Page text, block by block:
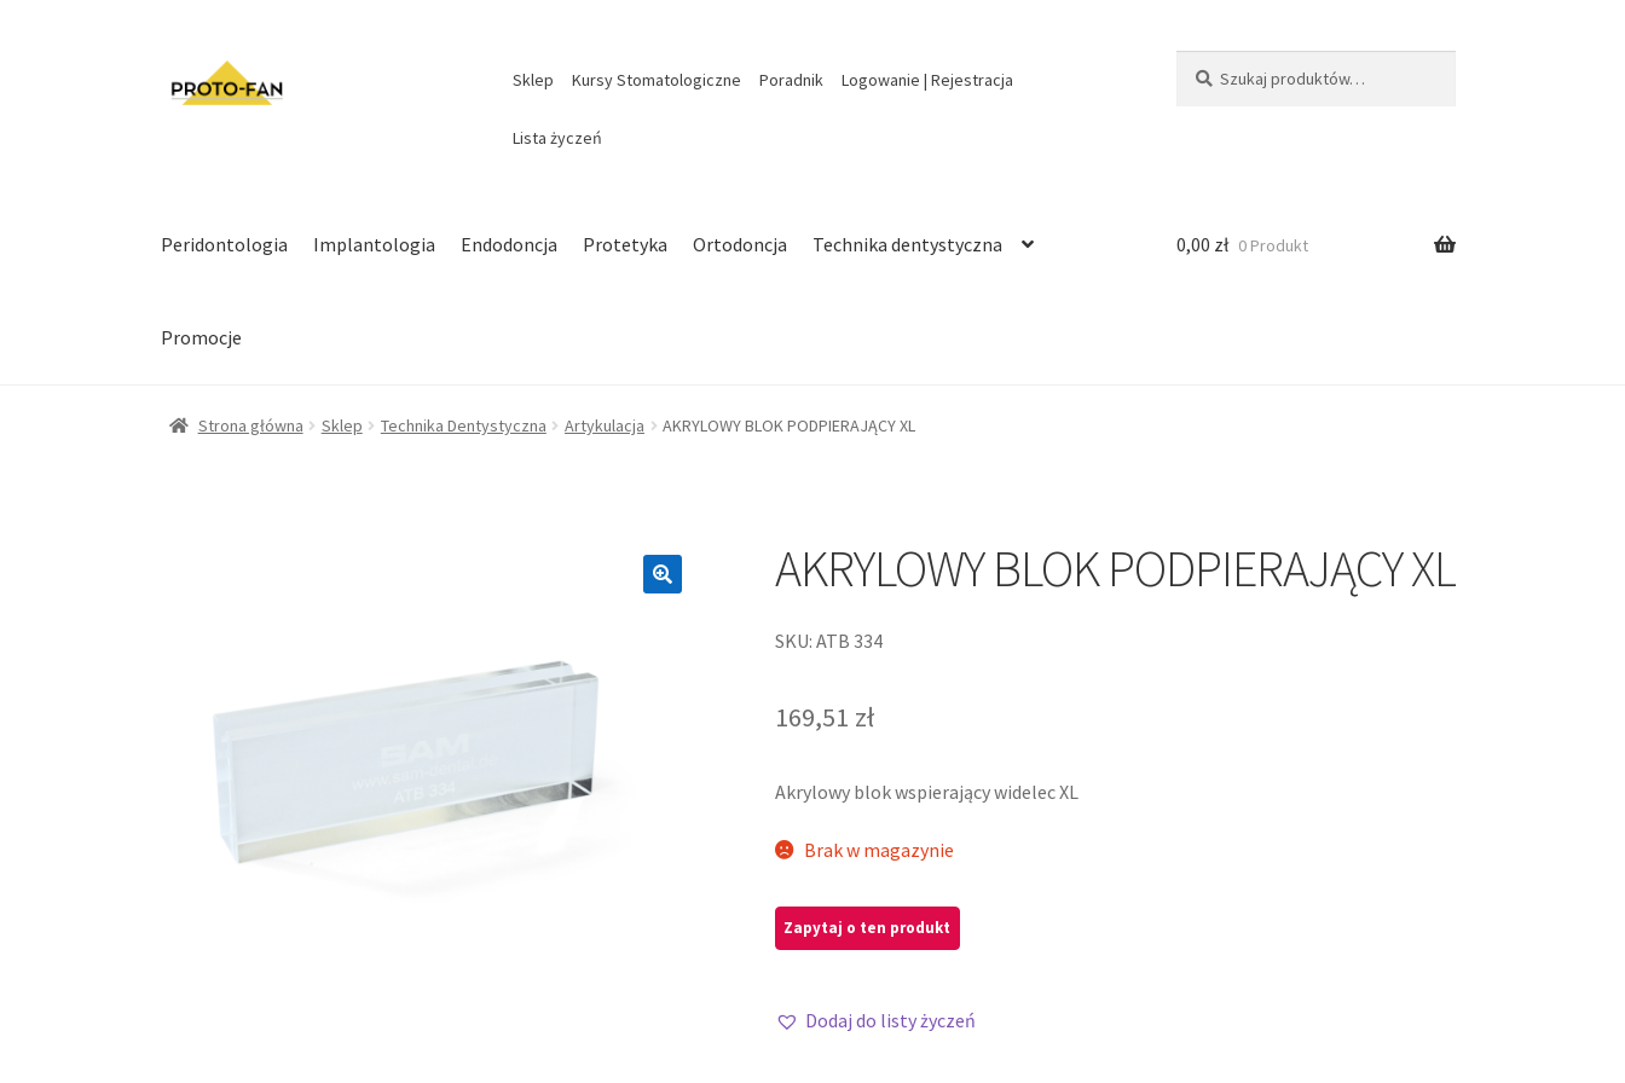
Sklep Kursy Stomatologiczne Poradnik Logowanie | Rejestracja
Lista życzeń
Peridontologia Implantologia Endodoncja Protetyka Ortodoncja Technika dentystyczna
Promocje
0,00 zł 0 Produkt
Strona główna Sklep Technika Dentystyczna Artykulacja AKRYLOWY BLOK PODPIERAJĄCY XL
AKRYLOWY BLOK PODPIERAJĄCY XL
SKU: ATB 334
169,51 zł
Akrylowy blok wspierający widelec XL
Brak w magazynie
Dodaj do listy życzeń